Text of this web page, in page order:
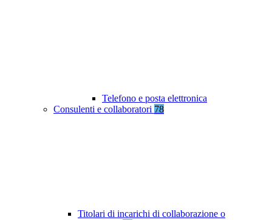
Telefono e posta elettronica
Consulenti e collaboratori 78
Titolari di incarichi di collaborazione o